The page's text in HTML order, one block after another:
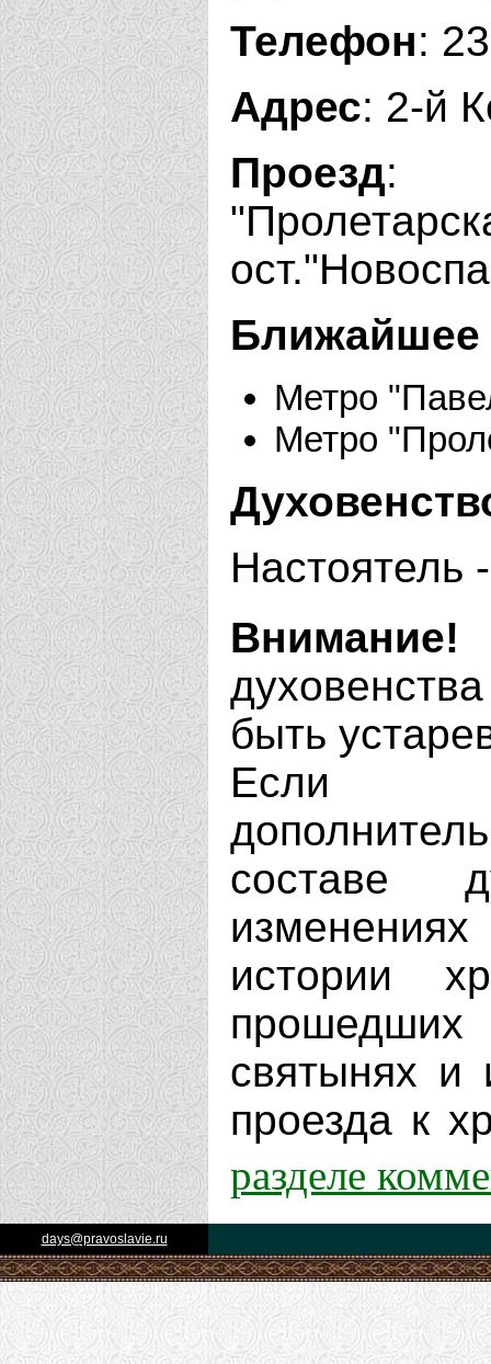
Телефон:
Адрес: 2-й
Проезд:
Ближайшее
Метро
Метро
Настоятель
Внимание!
быть
Если
составе
истории
святынях и
проезда к
разделе
days@pravoslavie.ru